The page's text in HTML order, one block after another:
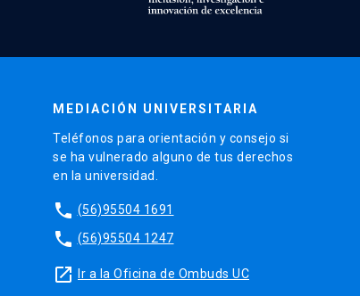
MEDIACIÓN UNIVERSITARIA
Teléfonos para orientación y consejo si
se ha vulnerado alguno de tus derechos
en la universidad.
phone (56)95504 1691
phone (56)95504 1247
launch Ir a la Oficina de Ombuds UC